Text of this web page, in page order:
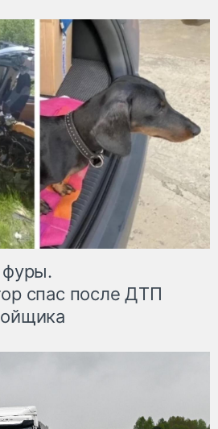
фуры.
спас после ДТП